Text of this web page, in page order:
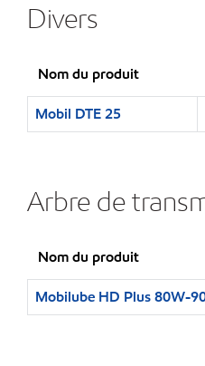
Divers
Nom du produit
Mobil DTE 25
Arbre de
Nom du produit
Mobilube HD Plus 80W-